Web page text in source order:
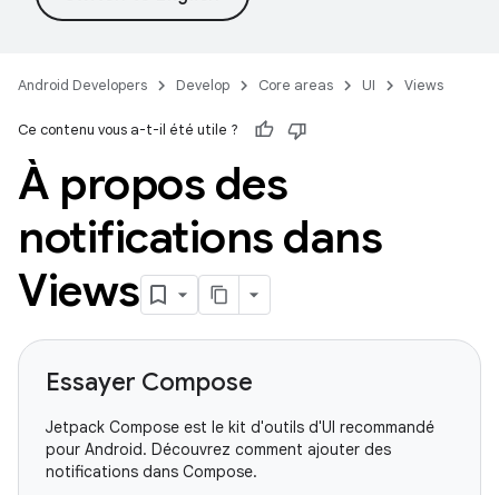
Android Developers Develop Core areas UI Views
Ce contenu vous a-t-il été utile ?
À propos des
notifications dans
Views
Essayer Compose
Jetpack Compose est le kit d'outils d'UI recommandé
pour Android. Découvrez comment ajouter des
notifications dans Compose.